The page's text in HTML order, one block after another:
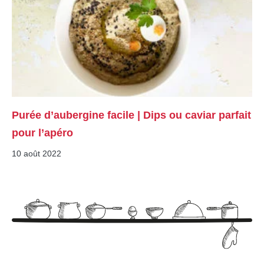
Purée d’aubergine facile | Dips ou caviar parfait
pour l’apéro
10 août 2022